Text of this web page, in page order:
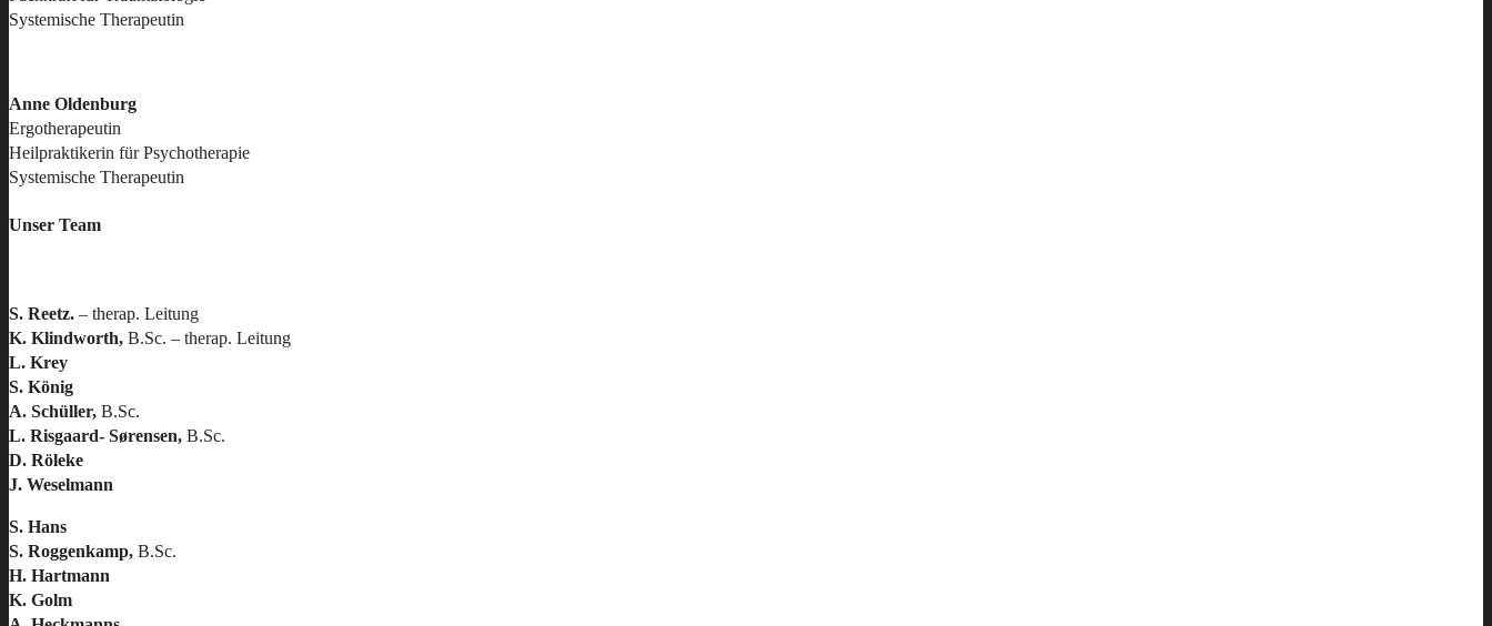
Systemische Therapeutin
Anne Oldenburg
Ergotherapeutin
Heilpraktikerin für Psychotherapie
Systemische Therapeutin
Unser Team
S. Reetz. – therap. Leitung
K. Klindworth, B.Sc. – therap. Leitung
L. Krey
S. König
A. Schüller, B.Sc.
L. Risgaard- Sørensen, B.Sc.
D. Röleke
J. Weselmann
S. Hans
S. Roggenkamp, B.Sc.
H. Hartmann
K. Golm